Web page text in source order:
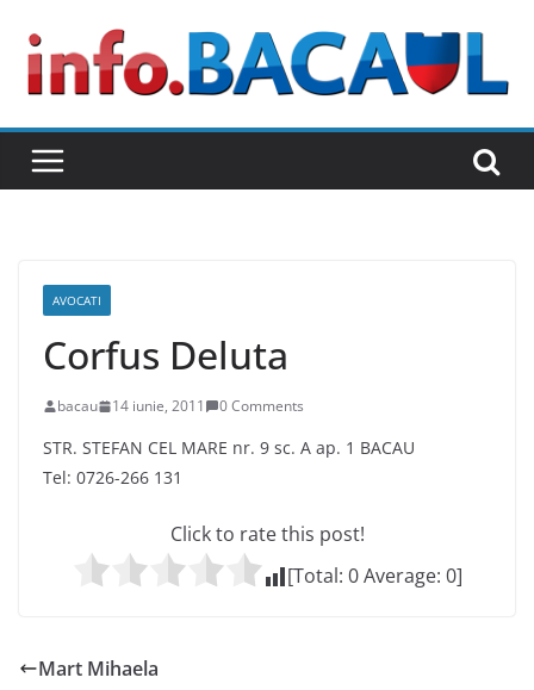
content
AVOCATI
Corfus Deluta
bacau 14 iunie, 2011 0 Comments
STR. STEFAN CEL MARE nr. 9 sc. A ap. 1 BACAU
Tel: 0726-266 131
Click to rate this post!
[Total: 0Average: 0]
Mart Mihaela